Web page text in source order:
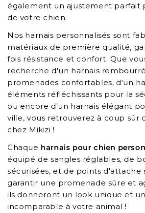
également un ajustement parfait
de votre chien.
Nos harnais personnalisés sont
matériaux de première qualité,
fois résistance et confort. Que
recherche d'un harnais
promenades confortables, d'un
éléments réfléchissants pour la
ou encore d'un harnais élégant
ville, vous retrouverez à coup sûr
chez Mikizi !
Chaque harnais pour chien
équipé de sangles réglables, de
sécurisées, et de points d'attache
garantir une promenade sûre et
ils donneront un look unique et
incomparable à votre animal !